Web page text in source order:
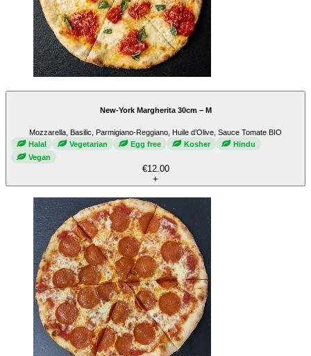
New-York Margherita 30cm – M
Mozzarella, Basilic, Parmigiano-Reggiano, Huile d’Olive, Sauce Tomate BIO
Halal
Vegetarian Egg free Kosher
Hindu
Vegan
€12.00
+